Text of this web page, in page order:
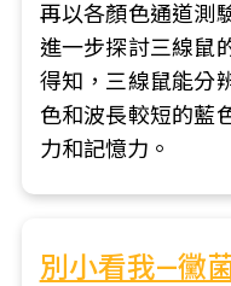
再以各顏色通道測
進一步探討三線鼠
得知，三線鼠能分
色和波長較短的藍
力和記憶力。
別小看我—黴